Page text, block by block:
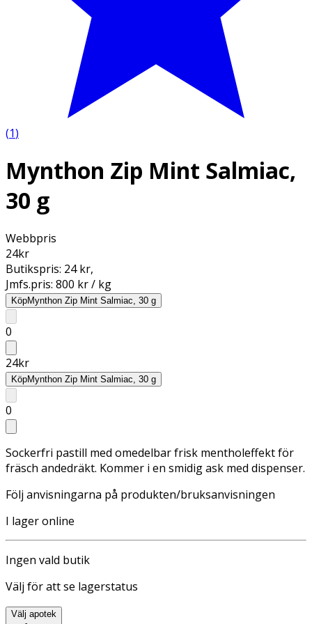
(1)
Mynthon Zip Mint Salmiac,
30 g
Webbpris
24kr
Butikspris: 24 kr,
Jmfs.pris: 800 kr / kg
KöpMynthon Zip Mint Salmiac, 30 g
0
24kr
KöpMynthon Zip Mint Salmiac, 30 g
0
Sockerfri pastill med omedelbar frisk mentholeffekt för
fräsch andedräkt. Kommer i en smidig ask med dispenser.
Följ anvisningarna på produkten/bruksanvisningen
I lager online
Ingen vald butik
Välj för att se lagerstatus
Välj apotek